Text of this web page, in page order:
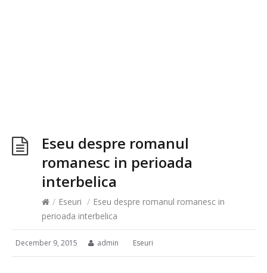
Eseu despre romanul
romanesc in perioada
interbelica
/ Eseuri / Eseu despre romanul romanesc in
perioada interbelica
December 9, 2015 admin Eseuri